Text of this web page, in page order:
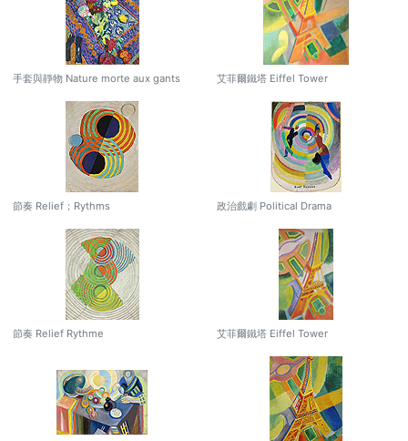
手套與靜物 Nature morte aux gants 艾菲爾鐵塔 Eiffel Tower
節奏 Relief；Rythms 政治戲劇 Political Drama
節奏 Relief Rythme 艾菲爾鐵塔 Eiffel Tower